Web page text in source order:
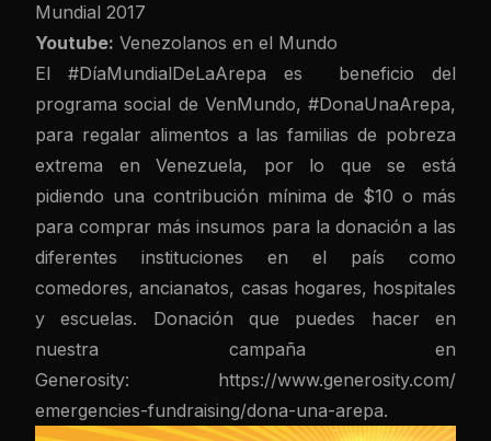
Mundial 2017
Youtube: Venezolanos en el Mundo
El #DíaMundialDeLaArepa es beneficio del
programa social de VenMundo, #DonaUnaArepa,
para regalar alimentos a las familias de pobreza
extrema en Venezuela, por lo que se está
pidiendo una contribución mínima de $10 o más
para comprar más insumos para la donación a las
diferentes instituciones en el país como
comedores, ancianatos, casas hogares, hospitales
y escuelas. Donación que puedes hacer en
nuestra campaña en
Generosity: https://www.generosity.com/
emergencies-fundraising/dona-una-arepa.